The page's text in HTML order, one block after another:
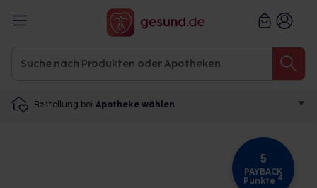
Bestellung bei Apotheke wählen
5
PAYBACK
Punkte 4